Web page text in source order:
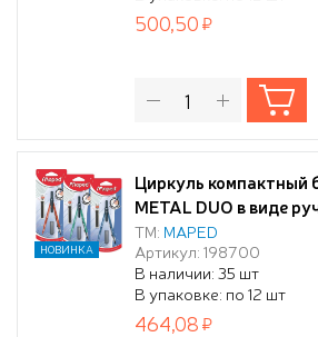
500,50
Циркуль компактный
METAL DUO в виде
автоматическая
эргономичный, 10
комплекте, цвета
подвесом
ТМ: MAPED
Артикул: 198700
В наличии: 35 шт
В упаковке: по 12 шт
НОВИНКА
464,08